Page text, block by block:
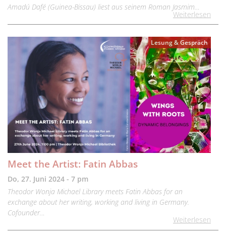
Amadú Dafé (Guinea-Bissau) liest aus seinem Roman Jasmim…
Weiterlesen
Lesung & Gespräch
Meet the Artist: Fatin Abbas
Do, 27. Juni 2024 - 7 pm
Theodor Wonja Michael Library meets Fatin Abbas for an
exchange about her writing, working and living in Germany.
Cofounder…
Weiterlesen